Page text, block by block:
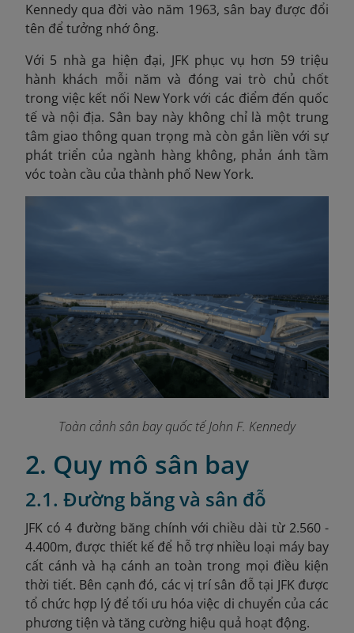
Kennedy qua đời vào năm 1963, sân bay được đổi
tên để tưởng nhớ ông.
Với 5 nhà ga hiện đại, JFK phục vụ hơn 59 triệu
hành khách mỗi năm và đóng vai trò chủ chốt
trong việc kết nối New York với các điểm đến quốc
tế và nội địa. Sân bay này không chỉ là một trung
tâm giao thông quan trọng mà còn gắn liền với sự
phát triển của ngành hàng không, phản ánh tầm
vóc toàn cầu của thành phố New York.
Toàn cảnh sân bay quốc tế John F. Kennedy
2. Quy mô sân bay
2.1. Đường băng và sân đỗ
JFK có 4 đường băng chính với chiều dài từ 2.560 -
4.400m, được thiết kế để hỗ trợ nhiều loại máy bay
cất cánh và hạ cánh an toàn trong mọi điều kiện
thời tiết. Bên cạnh đó, các vị trí sân đỗ tại JFK được
tổ chức hợp lý để tối ưu hóa việc di chuyển của các
phương tiện và tăng cường hiệu quả hoạt động.